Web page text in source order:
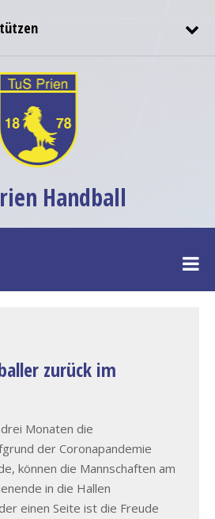
Handball
zurück im
Monaten die
der Coronapandemie
können die Mannschaften am
in die Hallen
einen Seite ist die Freude